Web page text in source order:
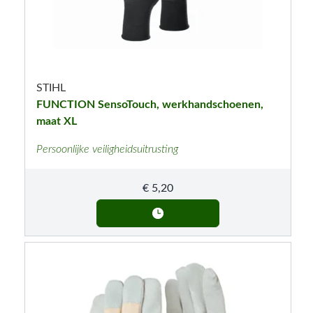
STIHL
FUNCTION SensoTouch, werkhandschoenen,
maat XL
Persoonlijke veiligheidsuitrusting
€ 5,20